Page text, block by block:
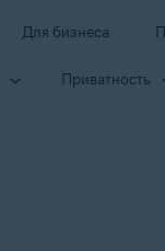
Для бизнеса
Приватность